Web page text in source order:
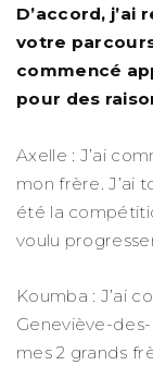
D’accord,
votre
commencé
pour des
Axelle : J’ai
mon frère. J’ai
été la
voulu
Koumba : J’ai
Geneviève-
mes 2 grands